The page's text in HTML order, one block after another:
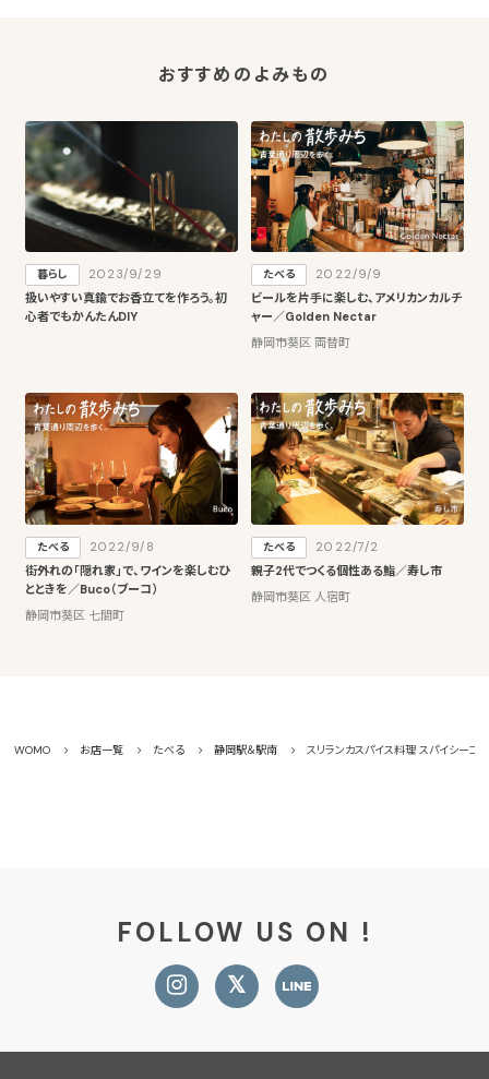
おすすめのよみもの
暮らし
2023/9/29
扱いやすい真鍮でお香立てを作ろう。初
心者でもかんたんDIY
たべる
2022/9/9
ビールを片手に楽しむ、アメリカンカルチ
ャー／Golden Nectar
静岡市葵区 両替町
たべる
2022/9/8
街外れの「隠れ家」で、ワインを楽しむひ
とときを／Buco（ブーコ）
静岡市葵区 七間町
たべる
2022/7/2
親子2代でつくる個性ある鮨／寿し市
静岡市葵区 人宿町
WOMO お店一覧 たべる 静岡駅＆駅南 スリランカスパイス料理 スパイシーコ
FOLLOW US ON !